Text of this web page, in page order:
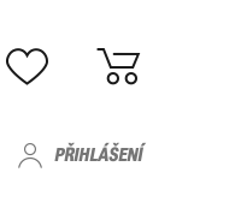
PŘIHLÁŠENÍ